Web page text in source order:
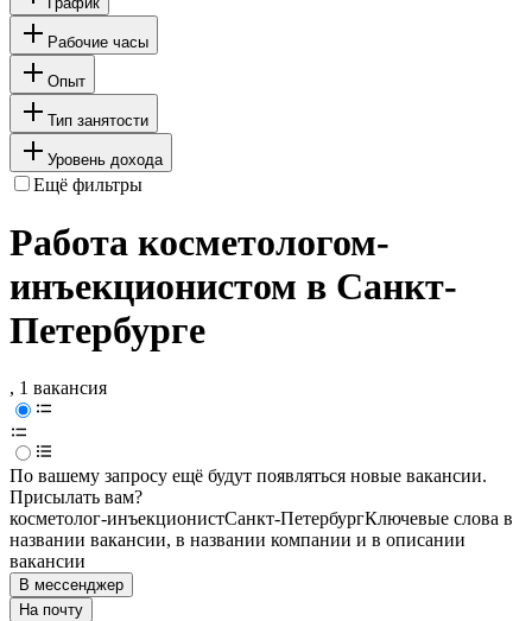
Рабочие часы
Опыт
Тип занятости
Уровень дохода
Ещё фильтры
Работа косметологом-
инъекционистом в Санкт-
Петербурге
, 1 вакансия
По вашему запросу ещё будут появляться новые вакансии.
Присылать вам?
косметолог-инъекционистСанкт-ПетербургКлючевые слова в
названии вакансии, в названии компании и в описании
вакансии
В мессенджер
На почту